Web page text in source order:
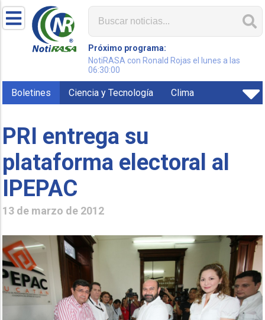
Próximo programa:
NotiRASA con Ronald Rojas el lunes a las
06:30:00
Boletines Ciencia y Tecnología Clima
PRI entrega su
plataforma electoral al
IPEPAC
13 de marzo de 2012